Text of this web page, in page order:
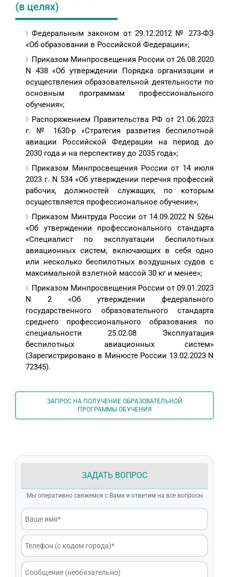
(в целях)
Федеральным законом от 29.12.2012 № 273-ФЗ
«Об образовании в Российской Федерации»;
Приказом Минпросвещения России от 26.08.2020
N 438 «Об утверждении Порядка организации и
осуществления образовательной деятельности по
основным программам профессионального
обучения»;
Распоряжением Правительства РФ от 21.06.2023
г. № 1630-р «Стратегия развития беспилотной
авиации Российской Федерации на период до
2030 года и на перспективу до 2035 года»;
Приказом Минпросвещения России от 14 июля
2023 г. N 534 «Об утверждении перечня профессий
рабочих, должностей служащих, по которым
осуществляется профессиональное обучение»;
Приказом Минтруда России от 14.09.2022 N 526н
«Об утверждении профессионального стандарта
«Специалист по эксплуатации беспилотных
авиационных систем, включающих в себя одно
или несколько беспилотных воздушных судов с
максимальной взлетной массой 30 кг и менее»;
Приказом Минпросвещения России от 09.01.2023
N 2 «Об утверждении федерального
государственного образовательного стандарта
среднего профессионального образования по
специальности 25.02.08 Эксплуатация
беспилотных авиационных систем»
(Зарегистрировано в Минюсте России 13.02.2023 N
72345).
ЗАПРОС НА ПОЛУЧЕНИЕ ОБРАЗОВАТЕЛЬНОЙ
ПРОГРАММЫ ОБУЧЕНИЯ
ЗАДАТЬ ВОПРОС
Мы оперативно свяжемся с Вами и ответим на все вопросы